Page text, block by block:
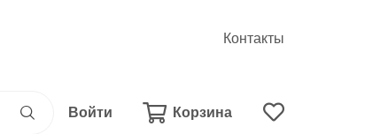
Контакты
Войти Корзина